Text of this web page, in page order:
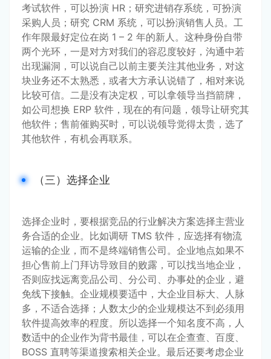
考试软件，可以扮演 HR；研究进销存系统，可扮演
采购人员；研究 CRM 系统，可以扮演销售人员。工
作年限最好定位在岗 1 – 2 年的新人。这种身份自带
两个光环，一是对方对我们的容忍度较好，沟通中若
出现漏洞，可以说自己以前主要关注其他业务，对这
块业务还不太熟悉，或者大方承认说错了，相对来说
比较可信。二是没有决定权，可以拿领导当挡箭牌，
如公司想换 ERP 软件，现在的有问题，领导让研究其
他软件；售前催购买时，可以说领导觉得太贵，选了
其他软件，有机会再联系。
（三）选择企业
选择企业时，要根据竞品的行业解决方案选择主营业
务合适的企业。比如调研 TMS 软件，应选择有物流
运输的企业，而不是终端销售公司。企业地点如果不
担心售前上门拜访导致目的败露，可以找当地企业，
否则应找远离竞品公司、分公司、办事处的企业，避
免线下接触。企业规模要适中，大企业目标大、人脉
多，不适合选择；人数太少的企业规模达不到必须用
软件提高效率的程度。所以选择一个知名度不高，人
数适中的企业作为背书最佳，可以在企查查、百度、
BOSS 直聘等渠道搜索相关企业。最后还要考虑企业